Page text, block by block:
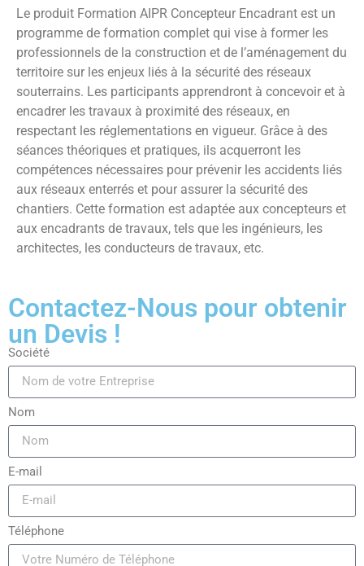
Le produit Formation AIPR Concepteur Encadrant est un
programme de formation complet qui vise à former les
professionnels de la construction et de l’aménagement du
territoire sur les enjeux liés à la sécurité des réseaux
souterrains. Les participants apprendront à concevoir et à
encadrer les travaux à proximité des réseaux, en
respectant les réglementations en vigueur. Grâce à des
séances théoriques et pratiques, ils acquerront les
compétences nécessaires pour prévenir les accidents liés
aux réseaux enterrés et pour assurer la sécurité des
chantiers. Cette formation est adaptée aux concepteurs et
aux encadrants de travaux, tels que les ingénieurs, les
architectes, les conducteurs de travaux, etc.
Contactez-Nous pour obtenir
un Devis !
Société
Nom
E-mail
Téléphone